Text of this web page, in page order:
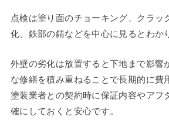
点検は塗り面のチョーキング、クラッ
化、鉄部の錆などを中心に見るとわか
外壁の劣化は放置すると下地まで影響
な修繕を積み重ねることで長期的に費
塗装業者との契約時に保証内容やアフ
確にしておくと安心です。